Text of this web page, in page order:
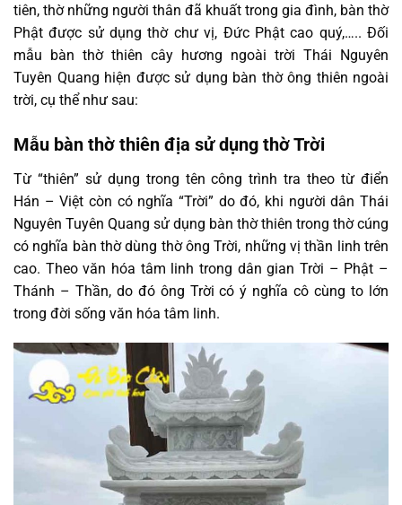
tiên, thờ những người thân đã khuất trong gia đình, bàn thờ
Phật được sử dụng thờ chư vị, Đức Phật cao quý,….. Đối
mẫu bàn thờ thiên cây hương ngoài trời Thái Nguyên
Tuyên Quang hiện được sử dụng bàn thờ ông thiên ngoài
trời, cụ thể như sau:
Mẫu bàn thờ thiên địa sử dụng thờ Trời
Từ “thiên” sử dụng trong tên công trình tra theo từ điển
Hán – Việt còn có nghĩa “Trời” do đó, khi người dân Thái
Nguyên Tuyên Quang sử dụng bàn thờ thiên trong thờ cúng
có nghĩa bàn thờ dùng thờ ông Trời, những vị thần linh trên
cao. Theo văn hóa tâm linh trong dân gian Trời – Phật –
Thánh – Thần, do đó ông Trời có ý nghĩa cô cùng to lớn
trong đời sống văn hóa tâm linh.